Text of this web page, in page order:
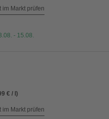
im Markt prüfen
- 15.08.
€ / l)
im Markt prüfen